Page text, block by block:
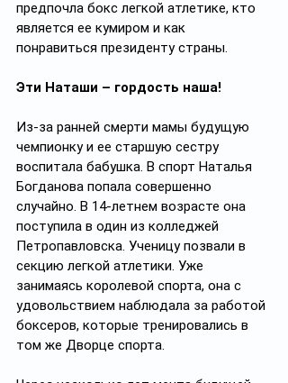
предпочла бокс легкой атлетике, кто
является ее кумиром и как
понравиться президенту страны.
Эти Наташи – гордость наша!
Из-за ранней смерти мамы будущую
чемпионку и ее старшую сестру
воспитала бабушка. В спорт Наталья
Богданова попала совершенно
случайно. В 14-летнем возрасте она
поступила в один из колледжей
Петропавловска. Ученицу позвали в
секцию легкой атлетики. Уже
занимаясь королевой спорта, она с
удовольствием наблюдала за работой
боксеров, которые тренировались в
том же Дворце спорта.